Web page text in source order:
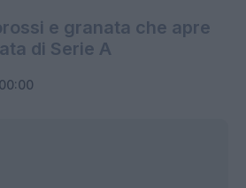
e granata che apre
di Serie A